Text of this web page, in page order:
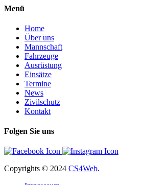
Menü
Home
Über uns
Mannschaft
Fahrzeuge
Ausrüstung
Einsätze
Termine
News
Zivilschutz
Kontakt
Folgen Sie uns
Copyrights © 2024 CS4Web.